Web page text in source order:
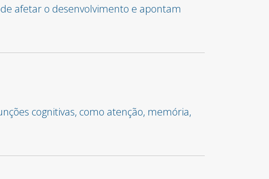
afetar o desenvolvimento e apontam
cognitivas, como atenção, memória,